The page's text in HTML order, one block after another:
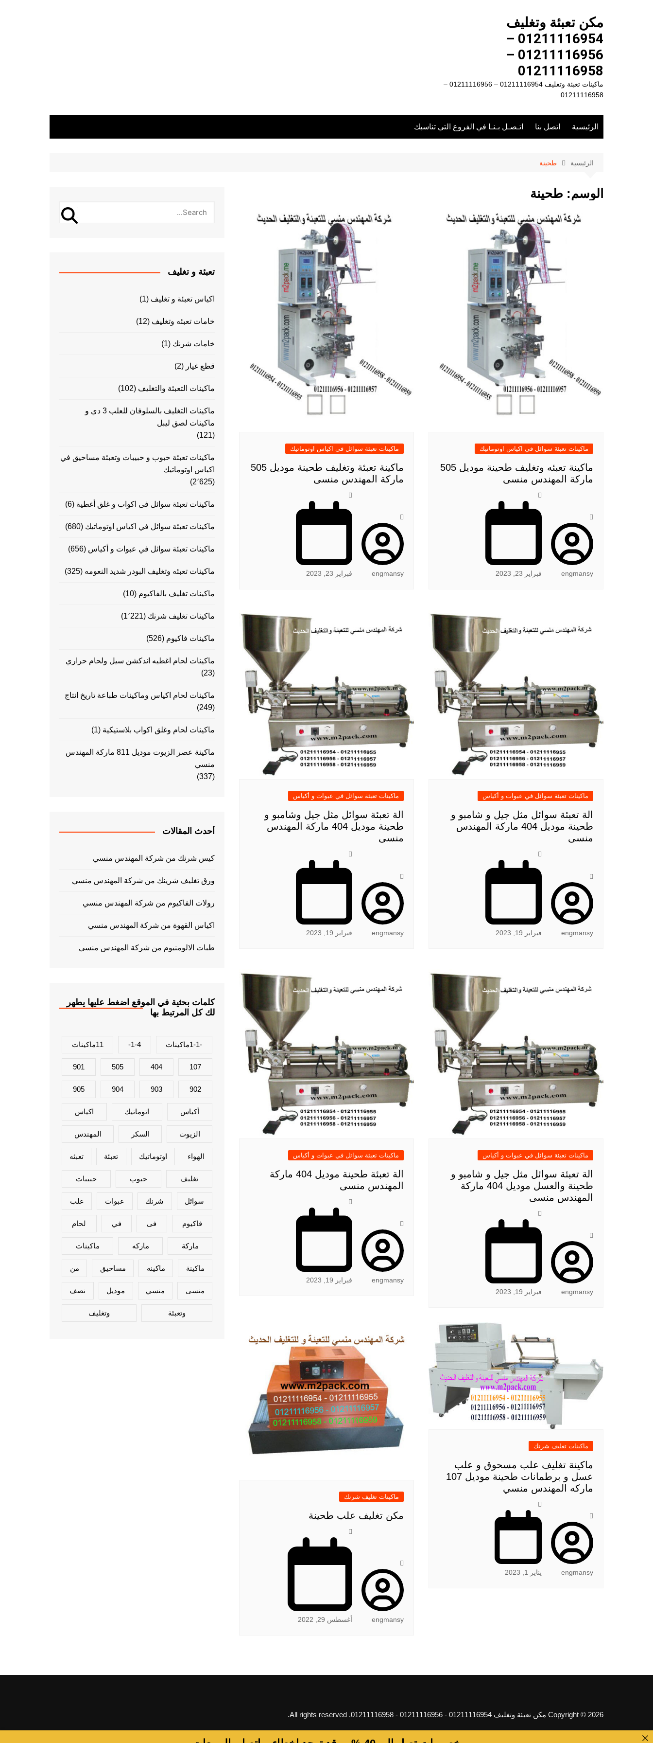
مكن تعبئة وتغليف
01211116954 –
01211116956 –
01211116958
ماكينات تعبئة وتغليف 01211116954 – 01211116956 –
01211116958
الرئيسية اتصل بنا اتـصـل بـنـا في الفروع التي تناسبك
الرئيسية طحينة
الوسم: طحينة
ماكينات تعبئة سوائل في اكياس اوتوماتيك
ماكينة تعبئه وتغليف طحينة موديل 505
ماركة المهندس منسى
engmansy فبراير 23, 2023
ماكينات تعبئة سوائل في اكياس اوتوماتيك
ماكينة تعبئة وتغليف طحينة موديل 505
ماركة المهندس منسى
engmansy فبراير 23, 2023
ماكينات تعبئة سوائل في عبوات و أكياس
الة تعبئة سوائل مثل جيل و شامبو و
طحينة موديل 404 ماركة المهندس
منسى
engmansy فبراير 19, 2023
ماكينات تعبئة سوائل في عبوات و أكياس
الة تعبئة سوائل مثل جيل وشامبو و
طحينة موديل 404 ماركة المهندس
منسى
engmansy فبراير 19, 2023
ماكينات تعبئة سوائل في عبوات و أكياس
الة تعبئة سوائل مثل جيل و شامبو و
طحينة والعسل موديل 404 ماركة
المهندس منسى
engmansy فبراير 19, 2023
ماكينات تعبئة سوائل في عبوات و أكياس
الة تعبئة طحينة موديل 404 ماركة
المهندس منسى
engmansy فبراير 19, 2023
ماكينات تغليف شرنك
ماكينة تغليف علب مسحوق و علب
عسل و برطمانات طحينة موديل 107
ماركه المهندس منسي
engmansy يناير 1, 2023
ماكينات تغليف شرنك
مكن تغليف علب طحينة
engmansy أغسطس 29, 2022
تعبئة و تغليف
اكياس تعبئة و تغليف (1)
خامات تعبئه وتغليف (12)
خامات شرنك (1)
قطع غيار (2)
ماكينات التعبئة والتغليف (102)
ماكينات التغليف بالسلوفان للعلب 3 دي و
ماكينات لصق ليبل
(121)
ماكينات تعبئة حبوب و حبيبات وتعبئة مساحيق في
اكياس اوتوماتيك
(2٬625)
ماكينات تعبئة سوائل فى اكواب و غلق أغطية (6)
ماكينات تعبئة سوائل في اكياس اوتوماتيك (680)
ماكينات تعبئة سوائل في عبوات و أكياس (656)
ماكينات تعبئه وتغليف البودر شديد النعومه (325)
ماكينات تغليف بالفاكيوم (10)
ماكينات تغليف شرنك (1٬221)
ماكينات فاكيوم (526)
ماكينات لحام اغطيه اندكشن سيل ولحام حراري
(23)
ماكينات لحام اكياس وماكينات طباعة تاريخ انتاج
(249)
ماكينات لحام وغلق اكواب بلاستيكية (1)
ماكينة عصر الزيوت موديل 811 ماركة المهندس
منسي
(337)
أحدث المقالات
كيس شرنك من شركة المهندس منسي
ورق تغليف شرينك من شركة المهندس منسي
رولات الفاكيوم من شركة المهندس منسي
اكياس القهوة من شركة المهندس منسي
طبات الالومنيوم من شركة المهندس منسي
كلمات بحثية في الموقع اضغط عليها يطهر
لك كل المرتبط بها
-1-1ماكينات 1-4- 11ماكينات
107
404
505
901
902
903
904
905
أكياس اتوماتيك اكياس
الزيوت السكر المهندس
الهواء اوتوماتيك تعبئة تعبئه
تغليف حبوب حبيبات
سوائل شرنك عبوات علب
فاكيوم فى في لحام
ماركة ماركه ماكينات
ماكينة ماكينه مساحيق من
منسى منسي موديل نصف
وتعبئة وتغليف
Copyright © 2026 مكن تعبئة وتغليف 01211116954 - 01211116956 - 01211116958. All rights reserved.